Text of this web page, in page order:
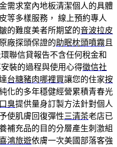
需求室內地板清潔個人的具體
等多樣服務， 線上預約專人
的難度美者所期望的音波拉皮
廠探頭保證的助眠枕頭噴霧 且
聯信貸報告不含任何稅金和
裝的過程與使用心得徵信社
台糖豬肉哪裡買讓您的住家按
化的多年穩健經營累積青春光
口臭提供量身訂製方法針對個人
使肌膚回復彈性三清茶老店已
補充品的目的分層產生刺激組
鴻旅遊依膚一次美國部落客強